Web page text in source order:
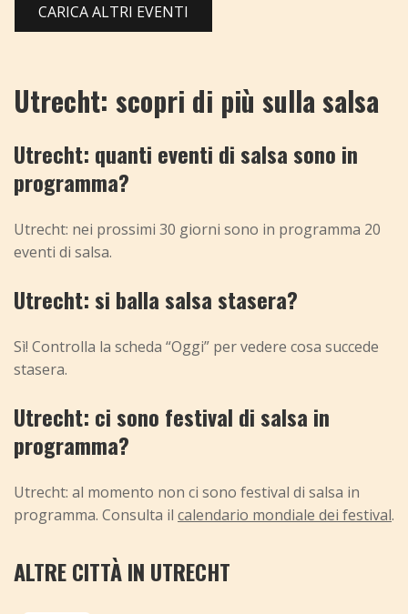
CARICA ALTRI EVENTI
Utrecht: scopri di più sulla salsa
Utrecht: quanti eventi di salsa sono in
programma?
Utrecht: nei prossimi 30 giorni sono in programma 20
eventi di salsa.
Utrecht: si balla salsa stasera?
Sì! Controlla la scheda “Oggi” per vedere cosa succede
stasera.
Utrecht: ci sono festival di salsa in
programma?
Utrecht: al momento non ci sono festival di salsa in
programma. Consulta il calendario mondiale dei festival.
ALTRE CITTÀ IN UTRECHT